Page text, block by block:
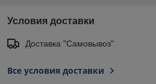
Условия доставки
Доставка "Самовывоз"
Все условия доставки